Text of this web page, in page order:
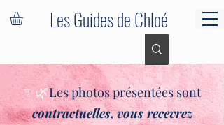
Les Guides de Chloé
✨🌿Les photos présentées sont
contractuelles,vous recevrez